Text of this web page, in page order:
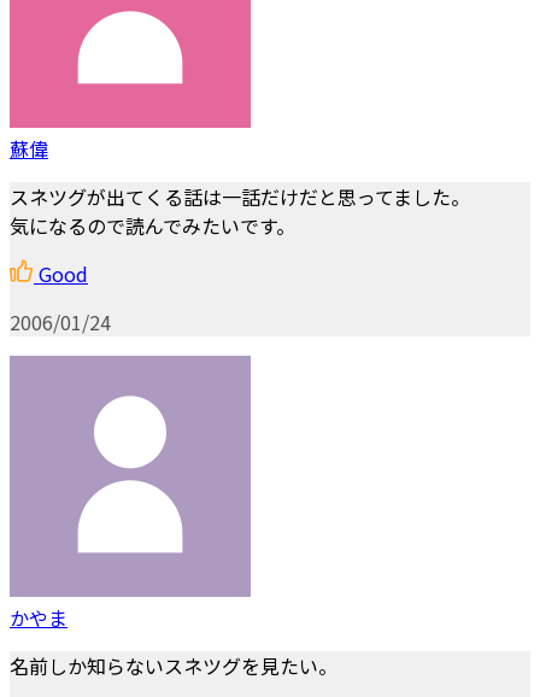
蘇偉
スネツグが出てくる話は一話だけだと思ってました。
気になるので読んでみたいです。
Good
2006/01/24
かやま
名前しか知らないスネツグを見たい。